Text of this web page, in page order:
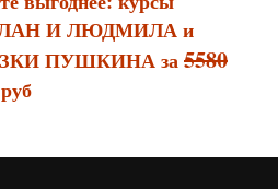
И ЛЮДМИЛА и
ПУШКИНА за5580